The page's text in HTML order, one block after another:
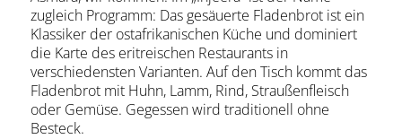
zugleich Programm: Das gesäuerte Fladenbrot ist ein
Klassiker der ostafrikanischen Küche und dominiert
die Karte des eritreischen Restaurants in
verschiedensten Varianten. Auf den Tisch kommt das
Fladenbrot mit Huhn, Lamm, Rind, Straußenfleisch
oder Gemüse. Gegessen wird traditionell ohne
Besteck.